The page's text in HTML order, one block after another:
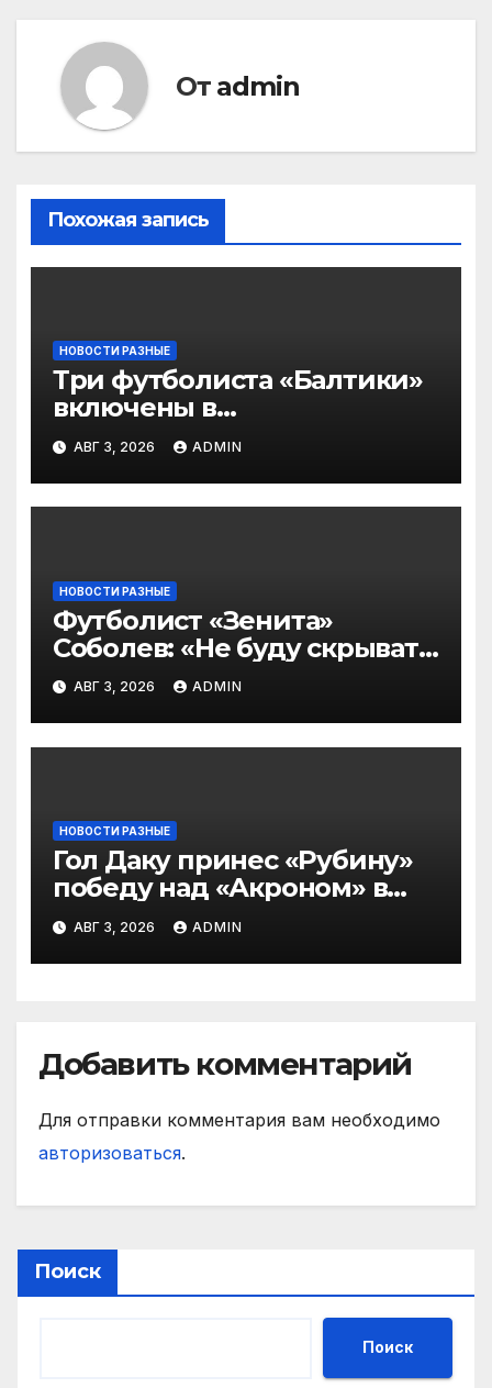
От admin
Похожая запись
НОВОСТИ РАЗНЫЕ
Три футболиста «Балтики»
включены в
символическую сборную
2‑го тура РПЛ по версии
подписчиков МАТЧ
ПРЕМЬЕР
АВГ 3, 2026 ADMIN
НОВОСТИ РАЗНЫЕ
Футболист «Зенита»
Соболев: «Не буду скрывать
— в Оренбурге всегда
тяжело играть»
АВГ 3, 2026 ADMIN
НОВОСТИ РАЗНЫЕ
Гол Даку принес «Рубину»
победу над «Акроном» в
матче РПЛ
АВГ 3, 2026 ADMIN
Добавить комментарий
Для отправки комментария вам необходимо
авторизоваться.
Поиск
Поиск